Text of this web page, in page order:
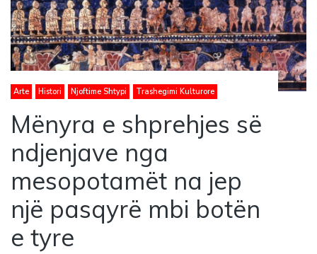
Arte Histori Njoftime Shtypi Trashegimi Kulturore
Mënyra e shprehjes së
ndjenjave nga
mesopotamët na jep
një pasqyrë mbi botën
e tyre